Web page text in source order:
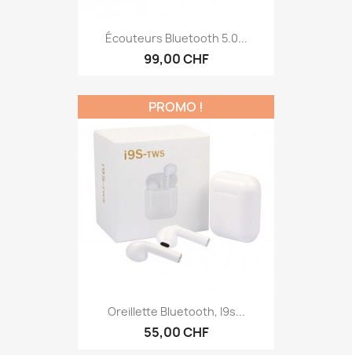
Écouteurs Bluetooth 5.0...
99,00 CHF
Oreillette Bluetooth, I9s...
55,00 CHF
PROMO !